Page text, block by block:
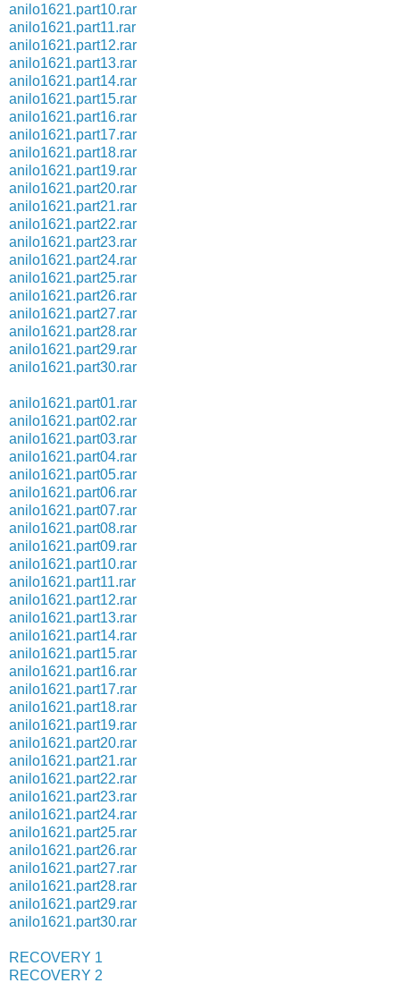
anilo1621.part10.rar
anilo1621.part11.rar
anilo1621.part12.rar
anilo1621.part13.rar
anilo1621.part14.rar
anilo1621.part15.rar
anilo1621.part16.rar
anilo1621.part17.rar
anilo1621.part18.rar
anilo1621.part19.rar
anilo1621.part20.rar
anilo1621.part21.rar
anilo1621.part22.rar
anilo1621.part23.rar
anilo1621.part24.rar
anilo1621.part25.rar
anilo1621.part26.rar
anilo1621.part27.rar
anilo1621.part28.rar
anilo1621.part29.rar
anilo1621.part30.rar
anilo1621.part01.rar
anilo1621.part02.rar
anilo1621.part03.rar
anilo1621.part04.rar
anilo1621.part05.rar
anilo1621.part06.rar
anilo1621.part07.rar
anilo1621.part08.rar
anilo1621.part09.rar
anilo1621.part10.rar
anilo1621.part11.rar
anilo1621.part12.rar
anilo1621.part13.rar
anilo1621.part14.rar
anilo1621.part15.rar
anilo1621.part16.rar
anilo1621.part17.rar
anilo1621.part18.rar
anilo1621.part19.rar
anilo1621.part20.rar
anilo1621.part21.rar
anilo1621.part22.rar
anilo1621.part23.rar
anilo1621.part24.rar
anilo1621.part25.rar
anilo1621.part26.rar
anilo1621.part27.rar
anilo1621.part28.rar
anilo1621.part29.rar
anilo1621.part30.rar
RECOVERY 1
RECOVERY 2